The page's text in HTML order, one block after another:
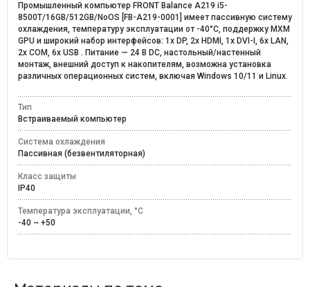
Промышленный компьютер FRONT Balance A219 i5-
8500T/16GB/512GB/NoOS [FB-A219-0001] имеет пассивную систему
охлаждения, температуру эксплуатации от -40°C, поддержку MXM
GPU и широкий набор интерфейсов: 1x DP, 2x HDMI, 1x DVI-I, 6x LAN,
2x COM, 6x USB . Питание — 24 В DC, настольный/настенный
монтаж, внешний доступ к накопителям, возможна установка
различных операционных систем, включая Windows 10/11 и Linux.
Тип
Встраиваемый компьютер
Система охлаждения
Пассивная (безвентиляторная)
Класс защиты
IP40
Температура эксплуатации, °C
-40 ~ +50